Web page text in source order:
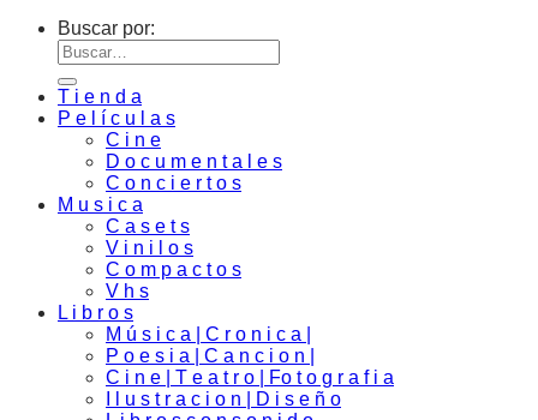
Buscar por:
T i e n d a
P e l í c u l a s
C i n e
D o c u m e n t a l e s
C o n c i e r t o s
M u s i c a
C a s e t s
V i n i l o s
C o m p a c t o s
V h s
L i b r o s
M ú s i c a | C r o n i c a |
P o e s i a | C a n c i o n |
C i n e | T e a t r o | Fo t o g r a f i a
I l u s t r a c i o n | D i s e ñ o